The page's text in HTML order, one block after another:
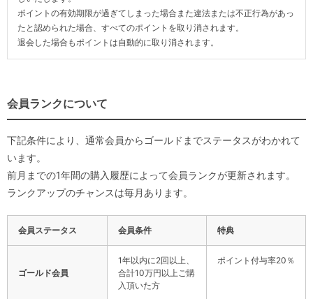
ポイントの有効期限が過ぎてしまった場合また違法または不正行為があっ
たと認められた場合、すべてのポイントを取り消されます。
退会した場合もポイントは自動的に取り消されます。
会員ランクについて
下記条件により、通常会員からゴールドまでステータスがわかれて
います。
前月までの1年間の購入履歴によって会員ランクが更新されます。
ランクアップのチャンスは毎月あります。
会員ステータス 会員条件 特典
ゴールド会員
1年以内に2回以上、
合計10万円以上ご購
入頂いた方
ポイント付与率20％